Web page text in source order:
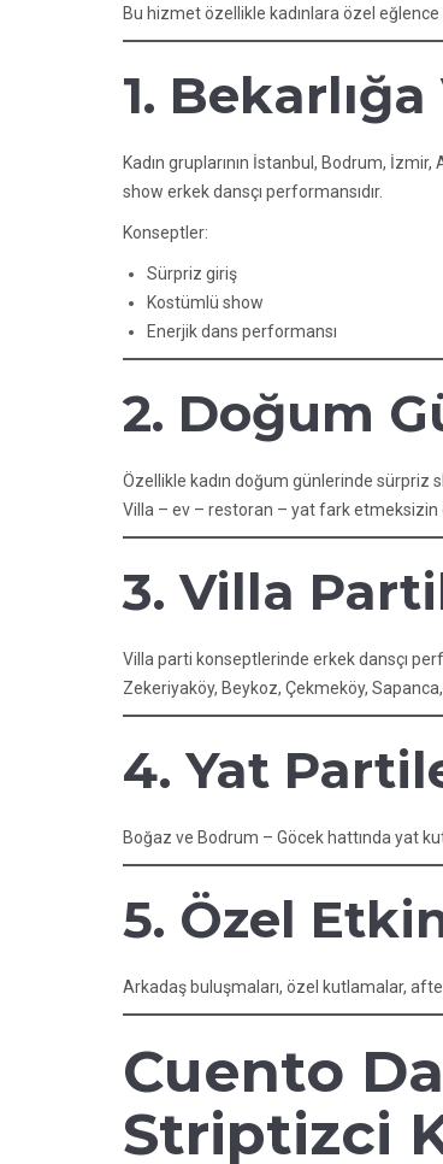
Bu hizmet özellikle kadınlara özel
1.
Kadın gruplarının İstanbul, Bodrum,
show erkek dansçı performansıdır.
Konseptler:
Sürpriz giriş
Kostümlü show
Enerjik dans performansı
2. Doğum
Özellikle kadın doğum günlerinde sürpriz
Villa – ev – restoran – yat fark etmeksizin
3. Villa
Villa parti konseptlerinde erkek dansçı
Zekeriyaköy, Beykoz, Çekmeköy,
4. Yat
Boğaz ve Bodrum – Göcek hattında yat
5. Özel
Arkadaş buluşmaları, özel kutlamalar,
Cuento
Striptizci